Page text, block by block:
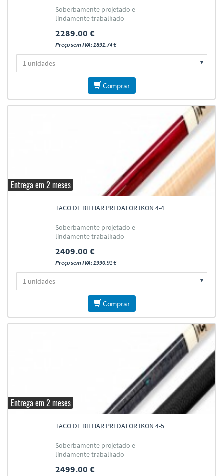
Soberbamente projetado e
lindamente trabalhado
2289.00 €
Preço sem IVA: 1891.74 €
Comprar
Entrega em 2 meses
TACO DE BILHAR PREDATOR IKON 4-4
Soberbamente projetado e
lindamente trabalhado
2409.00 €
Preço sem IVA: 1990.91 €
Comprar
Entrega em 2 meses
TACO DE BILHAR PREDATOR IKON 4-5
Soberbamente projetado e
lindamente trabalhado
2499.00 €